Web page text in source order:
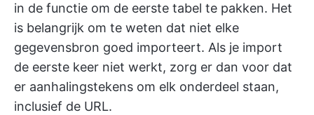
in de functie om de eerste tabel te pakken. Het
is belangrijk om te weten dat niet elke
gegevensbron goed importeert. Als je import
de eerste keer niet werkt, zorg er dan voor dat
er aanhalingstekens om elk onderdeel staan,
inclusief de URL.